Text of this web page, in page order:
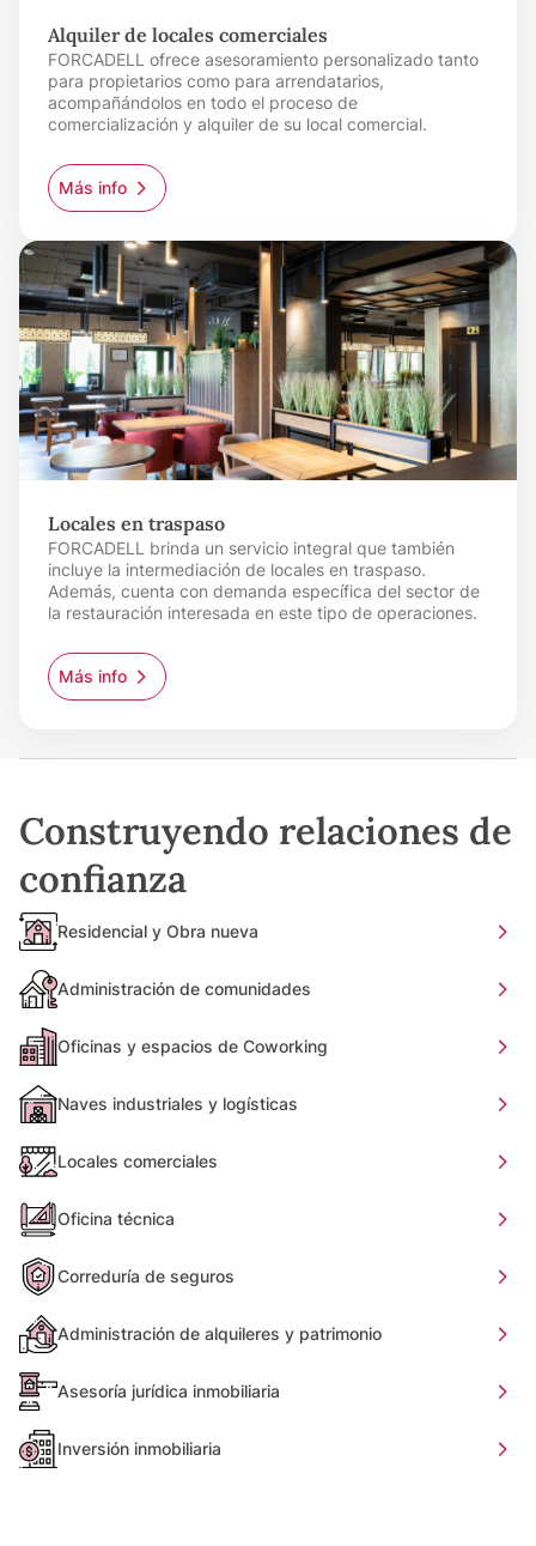
Alquiler de locales comerciales
FORCADELL ofrece asesoramiento personalizado tanto
para propietarios como para arrendatarios,
acompañándolos en todo el proceso de
comercialización y alquiler de su local comercial.
Más info
Locales en traspaso
FORCADELL brinda un servicio integral que también
incluye la intermediación de locales en traspaso.
Además, cuenta con demanda específica del sector de
la restauración interesada en este tipo de operaciones.
Más info
Construyendo relaciones de
confianza
Residencial y Obra nueva
Administración de comunidades
Oficinas y espacios de Coworking
Naves industriales y logísticas
Locales comerciales
Oficina técnica
Correduría de seguros
Administración de alquileres y patrimonio
Asesoría jurídica inmobiliaria
Inversión inmobiliaria